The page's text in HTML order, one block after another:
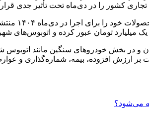
تجاری کشور را در دی‌ماه تحت تأثیر جدی
شرکت زامیاد
میلیارد تومان عبور کرده و اتوبوس‌های
بر ارزش افزوده، بیمه، شماره‌گذاری و